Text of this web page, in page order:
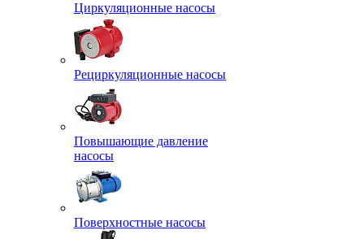
Циркуляционные насосы
Рециркуляционные насосы
Повышающие давление
насосы
Поверхностные насосы